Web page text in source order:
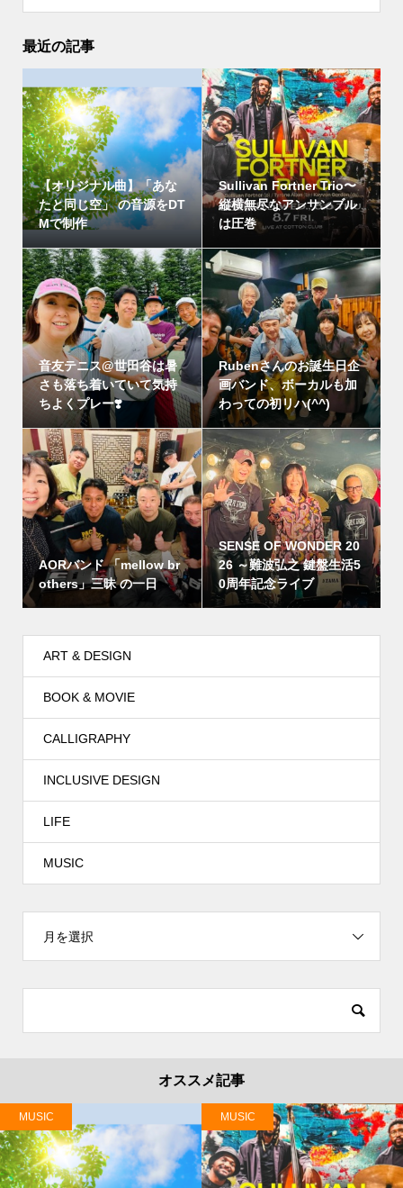
最近の記事
【オリジナル曲】「あな
たと同じ空」 の音源をDT
Mで制作
Sullivan Fortner Trio〜
縦横無尽なアンサンブル
は圧巻
音友テニス@世田谷は暑
さも落ち着いていて気持
ちよくプレー❣️
Rubenさんのお誕生日企
画バンド、ボーカルも加
わっての初リハ(^^)
AORバンド 「mellow br
others」三昧 の一日
SENSE OF WONDER 20
26 ～難波弘之 鍵盤生活5
0周年記念ライブ
ART & DESIGN
BOOK & MOVIE
CALLIGRAPHY
INCLUSIVE DESIGN
LIFE
MUSIC
月を選択
オススメ記事
MUSIC MUSIC